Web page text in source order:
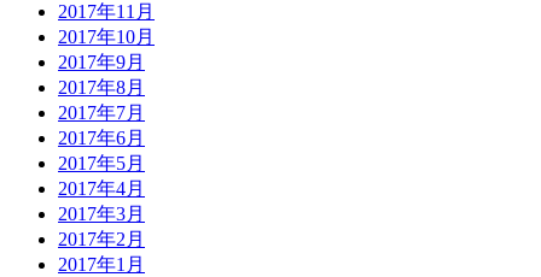
2017年11月
2017年10月
2017年9月
2017年8月
2017年7月
2017年6月
2017年5月
2017年4月
2017年3月
2017年2月
2017年1月